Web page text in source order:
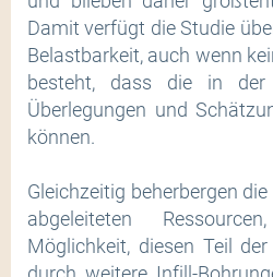
Damit verfügt die Studie
Belastbarkeit, auch wenn
besteht, dass die in der
Überlegungen und
können.
Gleichzeitig beherbergen
abgeleiteten
Möglichkeit, diesen Teil